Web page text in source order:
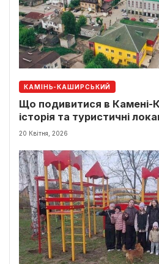
КАМІНЬ-КАШИРСЬКИЙ
Що подивитися в Камені-
історія та туристичні
20 Квітня, 2026